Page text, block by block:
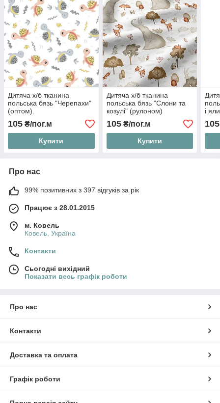
Дитяча х/б тканина
польська бязь "Черепахи"
(оптом).
105 ₴/пог.м
Купити
Дитяча х/б тканина
польська бязь "Слони та
козулі" (рулоном)
105₴/пог.м
Купити
і
105
Про нас
99% позитивних з 397 відгуків за рік
Працює з 28.01.2015
м. Ковель
Ковель, Україна
Контакти
Сьогодні вихідний
Показати весь графік роботи
Про нас
Контакти
Доставка та оплата
Графік роботи